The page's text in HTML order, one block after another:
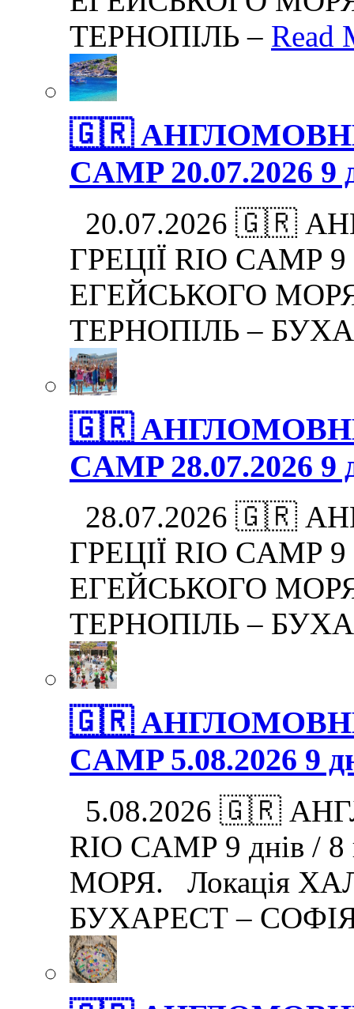
ТЕРНОПІЛЬ – Read
🇬🇷
CAMP 20.07.2026 9
20.07.2026 🇬🇷
ГРЕЦІЇ RIO CAMP 9
ЕГЕЙСЬКОГО
ТЕРНОПІЛЬ –
🇬🇷
CAMP 28.07.2026 9
28.07.2026 🇬🇷
ГРЕЦІЇ RIO CAMP 9
ЕГЕЙСЬКОГО
ТЕРНОПІЛЬ –
🇬🇷
CAMP 5.08.2026 9
5.08.2026 🇬🇷
RIO CAMP 9 днів /
МОРЯ. Локація
БУХАРЕСТ –